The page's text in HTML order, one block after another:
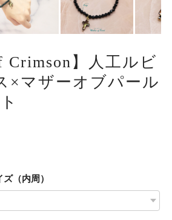
Crimson】人工ルビ
×マザーオブパール
（内周）